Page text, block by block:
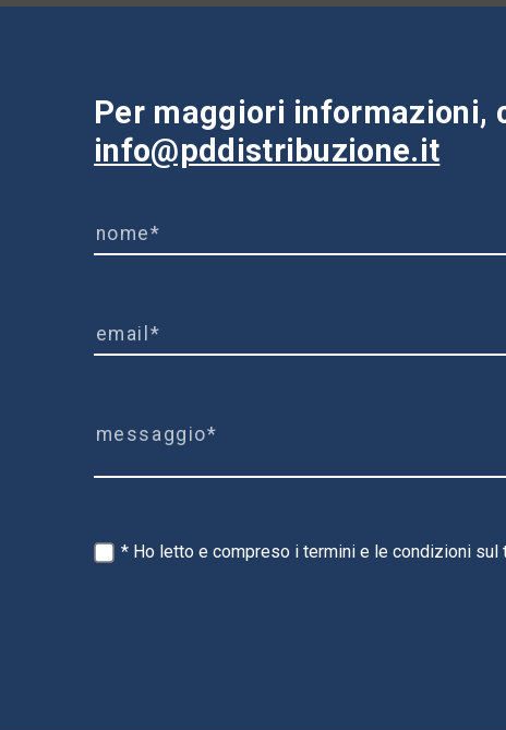
Per maggiori
info@pddistribuzione.it
* Ho letto e compreso i termini e le condizioni sul